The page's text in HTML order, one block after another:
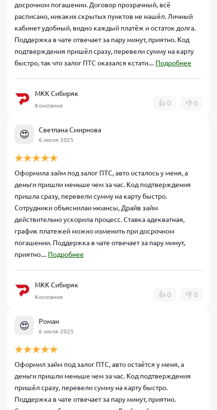
досрочном погашении. Договор прозрачный, всё
расписано, никаких скрытых пунктов не нашёл. Личный
кабинет удобный, видно каждый платёж и остаток долга.
Поддержка в чате отвечает за пару минут, приятно. Код
подтверждения пришёл сразу, перевели сумму на карту
быстро, так что залог ПТС оказался кстати.... Подробнее
МКК Сибиряк
Компания 👍 0 👎 0
😍 Светлана Смирнова
6 июля 2025
Оформила займ под залог ПТС, авто осталось у меня, а
деньги пришли меньше чем за час. Код подтверждения
пришла сразу, перевели сумму на карту быстро.
Сотрудники объяснилаи нюансы, Драйв займ
действительно ускорила процесс. Ставка адекватная,
график платежей можно изменить при досрочном
погашении. Поддержка в чате отвечает за пару минут,
приятно.... Подробнее
МКК Сибиряк
Компания 👍 0 👎 0
😍 Роман
6 июля 2025
Оформил займ под залог ПТС, авто остаётся у меня, а
деньги пришли меньше чем за час. Код подтверждения
пришёл сразу, перевели сумму на карту быстро.
Поддержка в чате отвечает за пару минут, приятно.